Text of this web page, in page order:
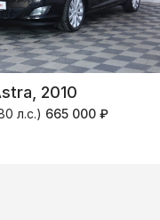
2010
л.с.) 665 000 ₽